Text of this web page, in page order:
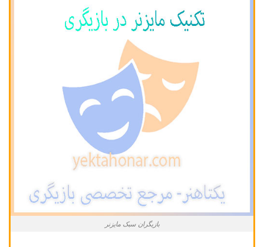
بازیگران سبک مایزنر